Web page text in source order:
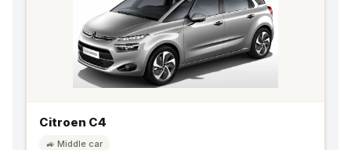
Citroen C4
🚙 Middle car